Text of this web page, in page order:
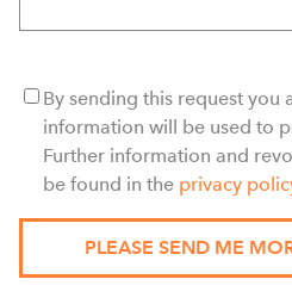
By sending this request you
information will be used to
Further information and
be found in the privacy